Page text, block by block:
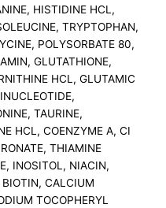
HISTIDINE HCL,
TRYPTOPHAN,
POLYSORBATE 80,
GLUTATHIONE,
HCL, GLUTAMIC
TAURINE,
HCL, COENZYME A, CI
THIAMINE
INOSITOL, NIACIN,
CALCIUM
TOCOPHERYL